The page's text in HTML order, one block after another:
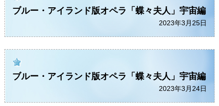
ブルー・アイランド版オペラ「蝶々夫人」宇宙編
2023年3月25日
ブルー・アイランド版オペラ「蝶々夫人」宇宙編
2023年3月24日